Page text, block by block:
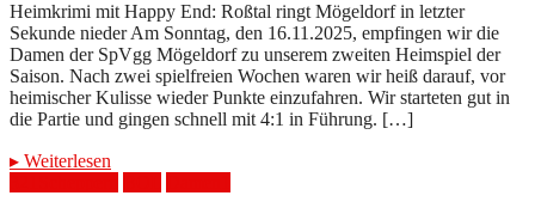
Heimkrimi mit Happy End: Roßtal ringt Mögeldorf in letzter
Sekunde nieder Am Sonntag, den 16.11.2025, empfingen wir die
Damen der SpVgg Mögeldorf zu unserem zweiten Heimspiel der
Saison. Nach zwei spielfreien Wochen waren wir heiß darauf, vor
heimischer Kulisse wieder Punkte einzufahren. Wir starteten gut in
die Partie und gingen schnell mit 4:1 in Führung. […]
▸ Weiterlesen